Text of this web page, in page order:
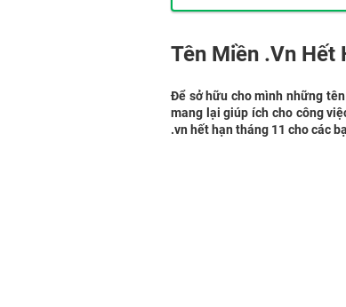
Tên Miền .Vn Hết
Để sở hữu cho mình những
mang lại giúp ích cho công
.vn hết hạn tháng 11 cho các